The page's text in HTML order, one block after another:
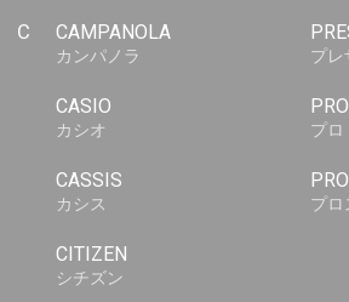
C CAMPANOLA
カンパノラ
CASIO
カシオ
CASSIS
カシス
CITIZEN
シチズン
プレ
プロ
プロ